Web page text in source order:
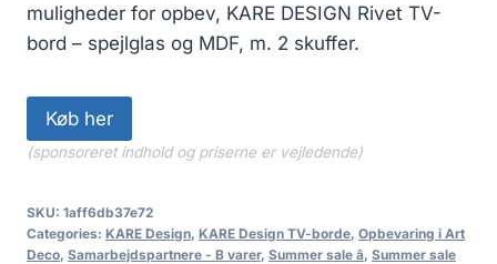
muligheder for opbev, KARE DESIGN Rivet TV-
bord – spejlglas og MDF, m. 2 skuffer.
Køb her
(sponsoreret indhold og priserne er vejledende)
SKU: 1aff6db37e72
Categories: KARE Design, KARE Design TV-borde, Opbevaring i Art
Deco, Samarbejdspartnere - B varer, Summer sale â, Summer sale